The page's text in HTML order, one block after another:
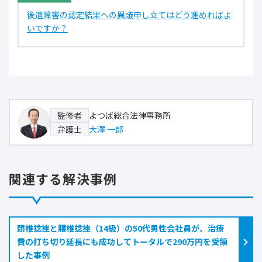
後遺障害の認定結果への異議申し立てはどう進めればよ
いですか？
監修者
よつば総合法律事務所
弁護士
大澤 一郎
関連する解決事例
頚椎捻挫と腰椎捻挫（14級）の50代男性会社員が、治療
費の打ち切り延長にも成功してトータルで290万円を受領
した事例